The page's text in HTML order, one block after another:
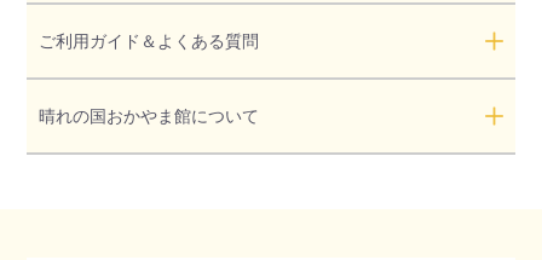
ご利用ガイド＆よくある質問
晴れの国おかやま館について